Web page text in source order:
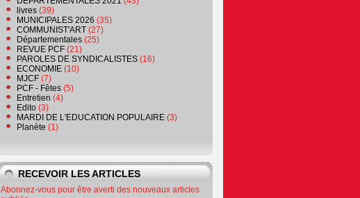
livres (39)
MUNICIPALES 2026 (35)
COMMUNIST'ART (27)
Départementales (25)
REVUE PCF (21)
PAROLES DE SYNDICALISTES (16)
ECONOMIE (10)
MJCF (7)
PCF - Fêtes (5)
Entretien (4)
Edito (3)
MARDI DE L'EDUCATION POPULAIRE (3)
Planète (1)
RECEVOIR LES ARTICLES
Abonnez-vous pour être averti des nouveaux articles